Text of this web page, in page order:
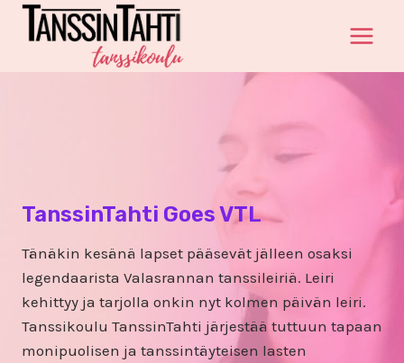
Siirry
sisältöön
TanssinTahti Goes VTL
Tänäkin kesänä lapset pääsevät jälleen osaksi
legendaarista Valasrannan tanssileiriä. Leiri
kehittyy ja tarjolla onkin nyt kolmen päivän leiri.
Tanssikoulu TanssinTahti järjestää tuttuun tapaan
monipuolisen ja tanssintäyteisen lasten